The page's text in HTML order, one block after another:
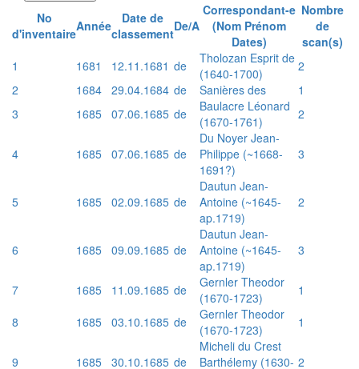
No
d'inventaireAnnée
Date de
classementDe/A
Correspondant-e
(Nom Prénom
Dates)
Nombre
de
scan(s)
1
1681 12.11.1681 de
Tholozan Esprit de
(1640-1700)
2
2
1684 29.04.1684 de Sanières des
1
3
1685 07.06.1685 de
Baulacre Léonard
(1670-1761)
2
4 1685 07.06.1685 de
Du Noyer Jean-
Philippe (~1668-
1691?)
3
5 1685 02.09.1685 de
Dautun Jean-
Antoine (~1645-
ap.1719)
2
6 1685 09.09.1685 de
Dautun Jean-
Antoine (~1645-
ap.1719)
3
7 1685 11.09.1685 de
Gernler Theodor
(1670-1723)
1
8
1685 03.10.1685 de
Gernler Theodor
(1670-1723)
1
9 1685 30.10.1685 de
Micheli du Crest
Barthélemy (1630- 2